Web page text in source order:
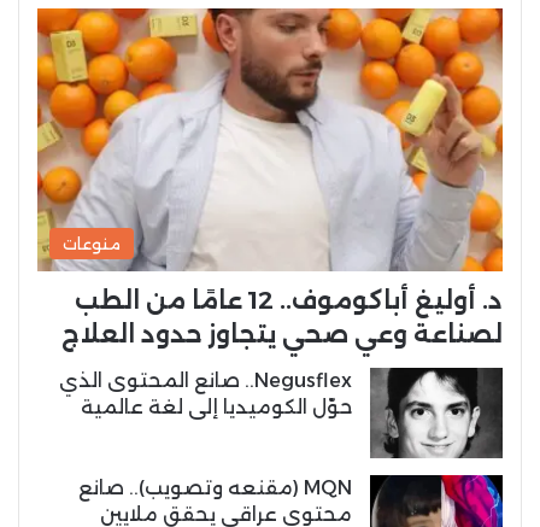
منوعات
د. أوليغ أباكوموف.. 12 عامًا من الطب
لصناعة وعي صحي يتجاوز حدود العلاج
Negusflex.. صانع المحتوى الذي
حوّل الكوميديا إلى لغة عالمية
MQN (مقنعه وتصويب).. صانع
محتوى عراقي يحقق ملايين